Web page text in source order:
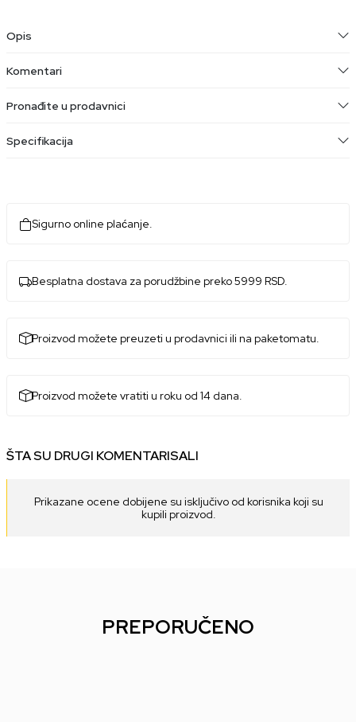
Opis
Komentari
Pronađite u prodavnici
Specifikacija
Sigurno online plaćanje.
Besplatna dostava za porudžbine preko 5999 RSD.
Proizvod možete preuzeti u prodavnici ili na paketomatu.
Proizvod možete vratiti u roku od 14 dana.
ŠTA SU DRUGI KOMENTARISALI
Prikazane ocene dobijene su isključivo od korisnika koji su
kupili proizvod.
PREPORUČENO